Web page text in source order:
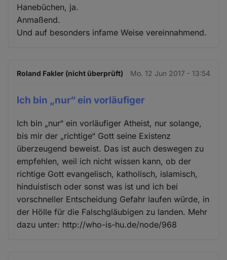
Hanebüchen, ja.
Anmaßend.
Und auf besonders infame Weise vereinnahmend.
Roland Fakler (nicht überprüft) Mo. 12 Jun 2017 - 13:54
Ich bin „nur“ ein vorläufiger
Ich bin „nur“ ein vorläufiger Atheist, nur solange,
bis mir der „richtige“ Gott seine Existenz
überzeugend beweist. Das ist auch deswegen zu
empfehlen, weil ich nicht wissen kann, ob der
richtige Gott evangelisch, katholisch, islamisch,
hinduistisch oder sonst was ist und ich bei
vorschneller Entscheidung Gefahr laufen würde, in
der Hölle für die Falschgläubigen zu landen. Mehr
dazu unter: http://who-is-hu.de/node/968